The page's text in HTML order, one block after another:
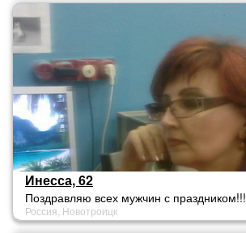
Инесса, 62
Поздравляю всех мужчин с праздником!!!
Россия, Новотроицк